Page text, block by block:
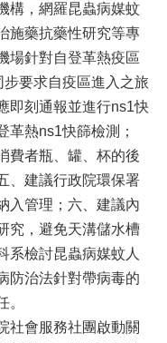
構，網羅昆蟲病媒蚊
施藥抗藥性研究等專
場針對自登革熱疫區
要求自疫區進入之旅
即刻通報並進行ns1快
革熱ns1快篩檢測；
費者瓶、罐、杯的後
、建議行政院環保署
入管理；六、建議內
究，避免天溝儲水槽
系檢討昆蟲病媒蚊人
防治法針對帶病毒的
。
社會服務社團啟動關